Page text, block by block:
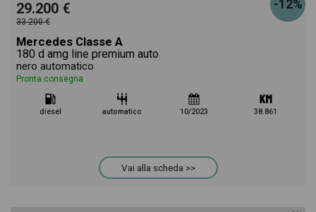
-12%
29.200 €
33.200 €
Mercedes Classe A
180 d amg line premium auto
nero automatico
Pronta consegna
diesel automatico 10/2023 38.861
Vai alla scheda >>